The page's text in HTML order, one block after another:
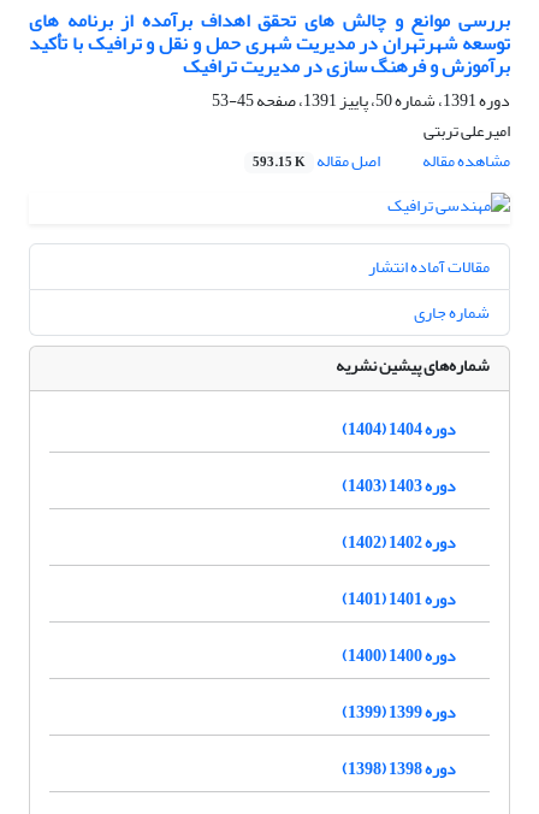
بررسی موانع و چالش های تحقق اهداف برآمده از برنامه های
توسعه شهرتهران در مدیریت شهری حمل و نقل و ترافیک با تأکید
برآموزش و فرهنگ سازی در مدیریت ترافیک
دوره 1391، شماره 50، پاییز 1391، صفحه
45-53
امیرعلی تربتی
مشاهده مقاله
اصل مقاله 593.15 K
مقالات آماده انتشار
شماره جاری
شماره‌های پیشین نشریه
دوره 1404 (1404)
دوره 1403 (1403)
دوره 1402 (1402)
دوره 1401 (1401)
دوره 1400 (1400)
دوره 1399 (1399)
دوره 1398 (1398)